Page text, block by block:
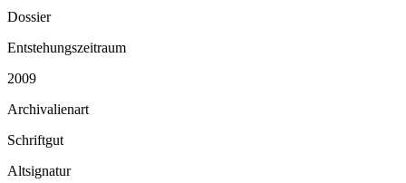
Dossier
Entstehungszeitraum
2009
Archivalienart
Schriftgut
Altsignatur